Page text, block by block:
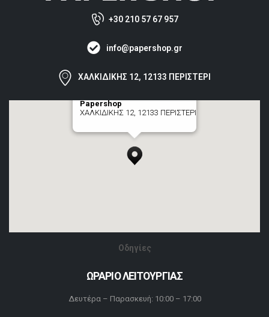
+30 210 57 67 957
info@papershop.gr
ΧΑΛΚΙΔΙΚΗΣ 12, 12133 ΠΕΡΙΣΤΕΡΙ
Papershop
ΧΑΛΚΙΔΙΚΗΣ 12, 12133 ΠΕΡΙΣΤΕΡΙ
Οδηγίες
ΩΡΑΡΙΟ ΛΕΙΤΟΥΡΓΙΑΣ
Δευτέρα – Παρασκευή: 10:00 – 17:00